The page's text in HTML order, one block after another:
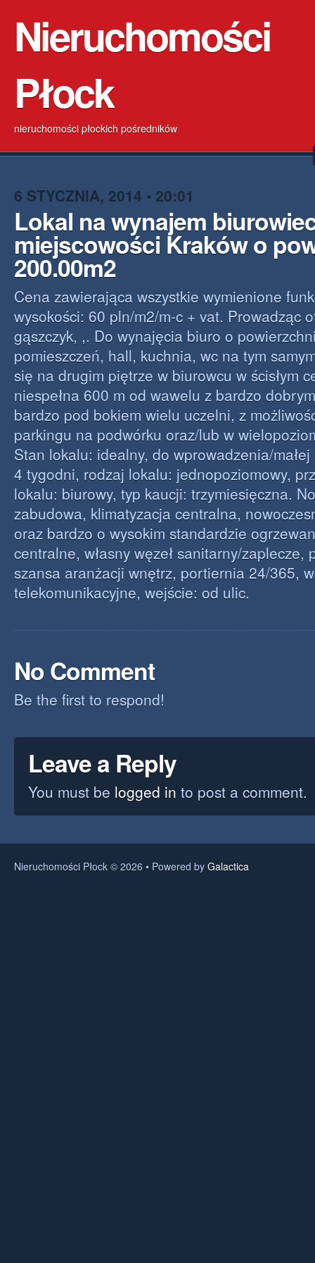
Nieruchomości
Płock
nieruchomości płockich pośredników
6 STYCZNIA, 2014 • 20:01
Lokal na wynajem
miejscowości Kraków o
200.00m2
Cena zawierająca wszystkie wymienione
wysokości: 60 pln/m2/m-c + vat. Prowadząc
gąszczyk, ,. Do wynajęcia biuro o
pomieszczeń, hall, kuchnia, wc na tym
się na drugim piętrze w biurowcu w ścisłym
niespełna 600 m od wawelu z bardzo
bardzo pod bokiem wielu uczelni, z
parkingu na podwórku oraz/lub w
Stan lokalu: idealny, do wprowadzenia/
4 tygodni, rodzaj lokalu: jednopoziomowy,
lokalu: biurowy, typ kaucji: trzymiesięczna.
zabudowa, klimatyzacja centralna,
oraz bardzo o wysokim standardzie
centralne, własny węzeł sanitarny/zaplecze,
szansa aranżacji wnętrz, portiernia 24/365,
telekomunikacyjne, wejście: od ulic.
No Comment
Be the first to respond!
Leave a Reply
You must be logged in to post a comment.
Nieruchomości Płock © 2026 • Powered by Galactica